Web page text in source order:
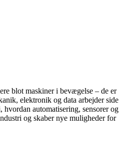
blot maskiner i bevægelse – de er
elektronik og data arbejder side
automatisering, sensorer og
og skaber nye muligheder for